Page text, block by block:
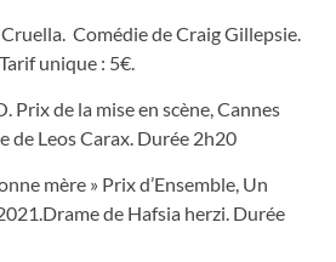
Comédie de Craig Gillepsie.
unique : 5€.
Prix de la mise en scène, Cannes
de Leos Carax. Durée 2h20
mère » Prix d’Ensemble, Un
de Hafsia herzi. Durée